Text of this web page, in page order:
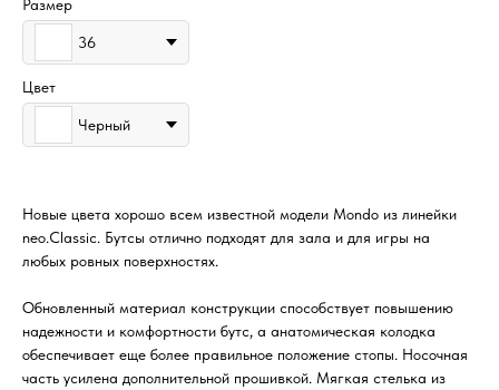
Размер
36
Цвет
Черный
Новые цвета хорошо всем известной модели Mondo из линейки
neo.Classic. Бутсы отлично подходят для зала и для игры на
любых ровных поверхностях.
Обновленный материал конструкции способствует повышению
надежности и комфортности бутс, а анатомическая колодка
обеспечивает еще более правильное положение стопы. Носочная
часть усилена дополнительной прошивкой. Мягкая стелька из